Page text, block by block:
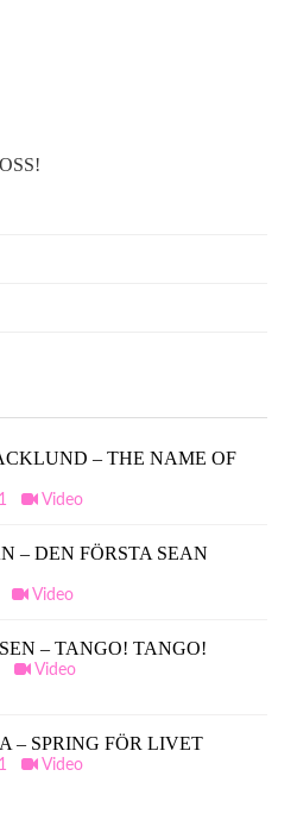
– THE NAME OF
Video
– DEN FÖRSTA SEAN
Video
– TANGO! TANGO!
Video
– SPRING FÖR LIVET
Video